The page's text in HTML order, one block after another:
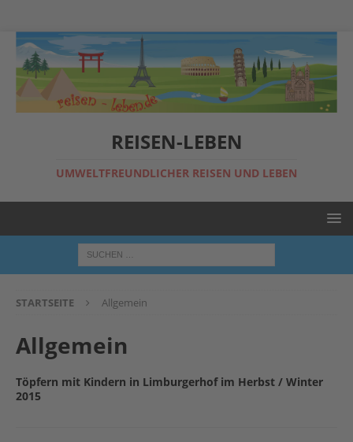
REISEN-LEBEN
UMWELTFREUNDLICHER REISEN UND LEBEN
STARTSEITE Allgemein
Allgemein
Töpfern mit Kindern in Limburgerhof im Herbst / Winter
2015